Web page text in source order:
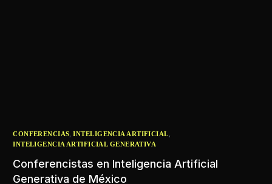
CONFERENCIAS,INTELIGENCIA ARTIFICIAL,
INTELIGENCIA ARTIFICIAL GENERATIVA
Conferencistas en Inteligencia Artificial
Generativa de México